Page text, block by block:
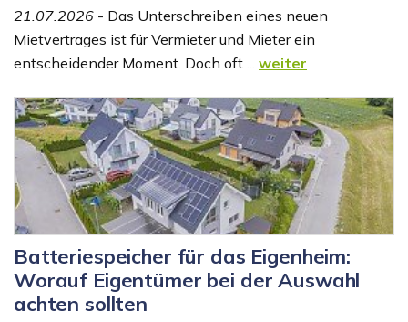
21.07.2026 - Das Unterschreiben eines neuen
Mietvertrages ist für Vermieter und Mieter ein
entscheidender Moment. Doch oft ... weiter
Batteriespeicher für das Eigenheim:
Worauf Eigentümer bei der Auswahl
achten sollten